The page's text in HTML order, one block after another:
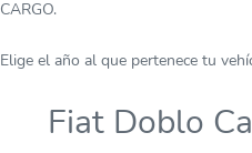
CARGO.
Elige el año al que pertenece tu
Fiat Doblo